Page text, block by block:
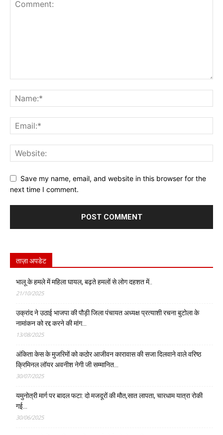
Save my name, email, and website in this browser for the
next time I comment.
ताज़ा अपडेट
भालू के हमले में महिला घायल, बढ़ते हमलों से लोग दहशत में..
21/10/2025
उक्रांद ने उठाई भाजपा की पौड़ी जिला पंचायत अध्यक्ष प्रत्याशी रचना बुटोला के
नामांकन को रद्द करने की मांग…
13/08/2025
अंकिता केस के मुजरिमों को कठोर आजीवन कारावास की सजा दिलवाने वाले वरिष्ठ
क्रिमिनल लॉयर अवनीश नेगी जी सम्मानित…
30/07/2025
यमुनोत्री मार्ग पर बादल फटा: दो मजदूरों की मौत,सात लापता, चारधाम यात्रा रोकी
गई…
30/06/2025